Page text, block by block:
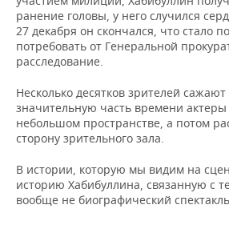
ранение головы, у него случился
27 декабря он скончался, что стало
потребовать от Генеральной
расследование.
Несколько десятков зрителей
значительную часть времени
небольшом пространстве, а потом
сторону зрительного зала.
В истории, которую мы видим на
историю Хабибуллина, связанную с
вообще не биографический